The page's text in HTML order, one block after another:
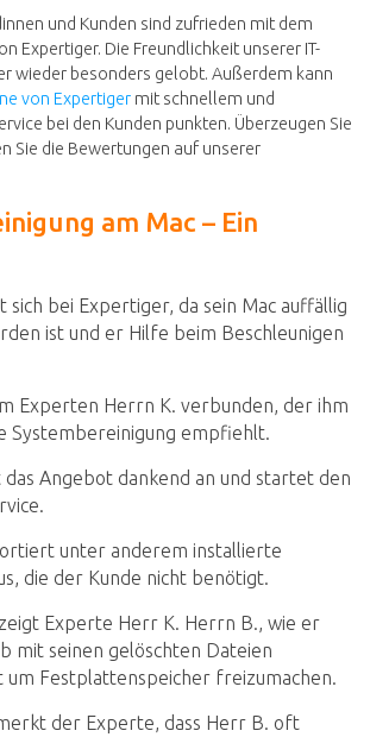
und Kunden sind zufrieden mit dem
Expertiger. Die Freundlichkeit unserer IT-
wieder besonders gelobt. Außerdem kann
von Expertiger mit schnellem und
bei den Kunden punkten. Überzeugen Sie
Sie die Bewertungen auf unserer
am Mac – Ein
sich bei Expertiger, da sein Mac auffällig
ist und er Hilfe beim Beschleunigen
Experten Herrn K. verbunden, der ihm
Systembereinigung empfiehlt.
Angebot dankend an und startet den
unter anderem installierte
die der Kunde nicht benötigt.
Experte Herr K. Herrn B., wie er
mit seinen gelöschten Dateien
um Festplattenspeicher freizumachen.
der Experte, dass Herr B. oft